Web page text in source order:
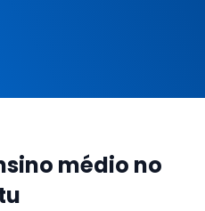
médio no